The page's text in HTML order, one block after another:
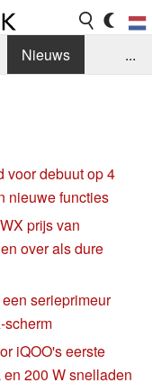
Nieuws
...
voor debuut op 4
nieuwe functies
prijs van
over als dure
serieprimeur
scherm
iQOO's eerste
200 W snelladen